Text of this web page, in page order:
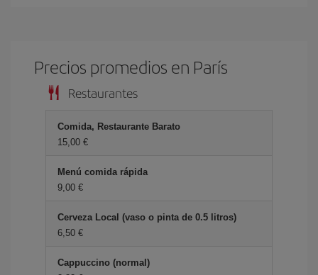
Precios promedios en París
Restaurantes
Comida, Restaurante Barato
15,00 €
Menú comida rápida
9,00 €
Cerveza Local (vaso o pinta de 0.5 litros)
6,50 €
Cappuccino (normal)